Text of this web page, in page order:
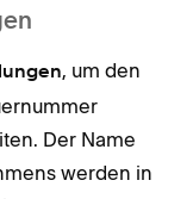
, um den
Der Name
werden in